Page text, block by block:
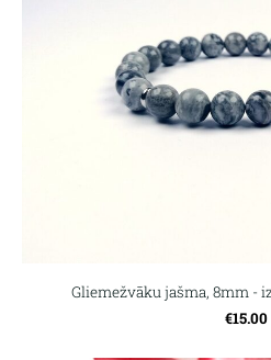
Gliemežvāku jašma, 8mm -
€15.00